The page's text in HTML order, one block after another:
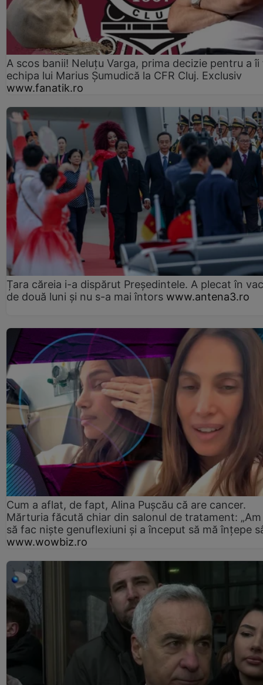
A scos banii! Neluțu Varga, prima decizie pentru a îi
echipa lui Marius Șumudică la CFR Cluj. Exclusiv
www.fanatik.ro
Țara căreia i-a dispărut Președintele. A plecat în
de două luni și nu s-a mai întors www.antena3.ro
Cum a aflat, de fapt, Alina Pușcău că are cancer.
Mărturia făcută chiar din salonul de tratament:
să fac niște genuflexiuni și a început să mă înțepe
www.wowbiz.ro